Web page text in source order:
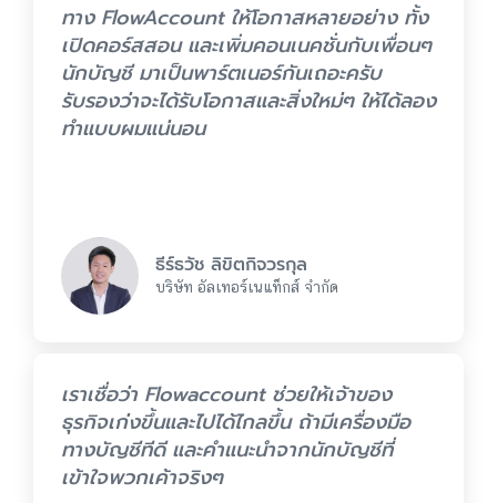
ทาง FlowAccount ให้โอกาสหลายอย่าง ทั้ง
เปิดคอร์สสอน และเพิ่มคอนเนคชั่นกับเพื่อนๆ
นักบัญชี มาเป็นพาร์ตเนอร์กันเถอะครับ
รับรองว่าจะได้รับโอกาสและสิ่งใหม่ๆ ให้ได้ลอง
ทำแบบผมแน่นอน
ธีร์ธวัช ลิขิตกิจวรกุล
บริษัท อัลเทอร์เนแท็กส์ จำกัด
เราเชื่อว่า Flowaccount ช่วยให้เจ้าของ
ธุรกิจเก่งขึ้นและไปได้ไกลขึ้น ถ้ามีเครื่องมือ
ทางบัญชีทีดี และคำแนะนำจากนักบัญชีที่
เข้าใจพวกเค้าจริงๆ